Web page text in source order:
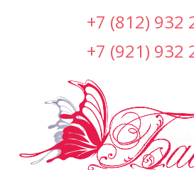
+7 (812) 932
+7 (921) 932